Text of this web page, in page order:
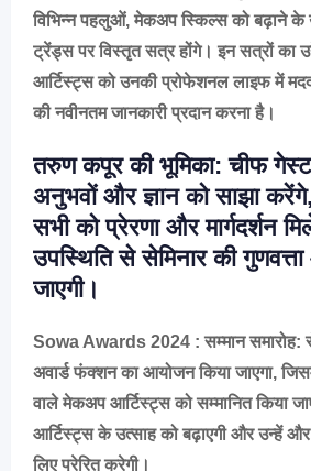
विभिन्न पहलुओं, मेकअप स्किल्स को बढ़ाने
ट्रेंड्स पर विस्तृत सत्र होंगे। इन सत्रों का
आर्टिस्ट्स को उनकी प्रोफेशनल लाइफ में
की नवीनतम जानकारी प्रदान करना है।
तरुण कपूर की भूमिका: चीफ
अनुभवों और ज्ञान को साझा
सभी को प्रेरणा और मार्गदर्शन
उपस्थिति से सेमिनार की
जाएगी।
Sowa Awards 2024 : सम्मान समारोह:
अवार्ड फंक्शन का आयोजन किया जाएगा,
वाले मेकअप आर्टिस्ट्स को सम्मानित किया
आर्टिस्ट्स के उत्साह को बढ़ाएगी और उन्हें
लिए प्रेरित करेगी।